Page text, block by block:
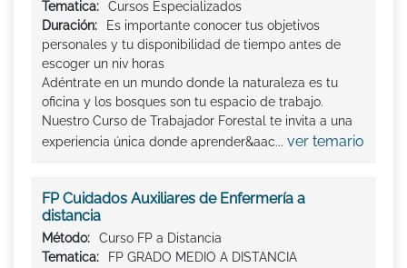
Tematica:
Cursos Especializados
Duración:
Es importante conocer tus objetivos
personales y tu disponibilidad de tiempo antes de
escoger un niv horas
Adéntrate en un mundo donde la naturaleza es tu
oficina y los bosques son tu espacio de trabajo.
Nuestro Curso de Trabajador Forestal te invita a una
experiencia única donde aprender&aac... ver temario
FP Cuidados Auxiliares de Enfermería a
distancia
Método:
Curso FP a Distancia
Tematica:
FP GRADO MEDIO A DISTANCIA